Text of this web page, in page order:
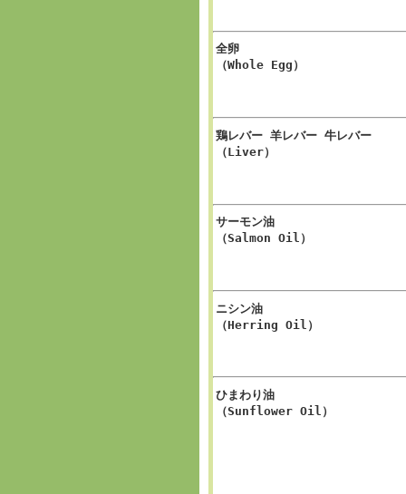
全卵
（Whole Egg）
鶏レバー 羊レバー 牛レバー
（Liver）
サーモン油
（Salmon Oil）
ニシン油
（Herring Oil）
ひまわり油
（Sunflower Oil）